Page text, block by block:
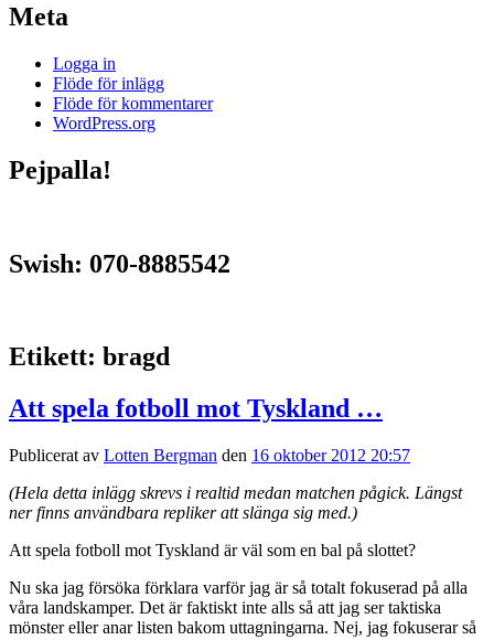
Meta
Logga in
Flöde för inlägg
Flöde för kommentarer
WordPress.org
Pejpalla!
Swish: 070-8885542
Etikett: bragd
Att spela fotboll mot Tyskland …
Publicerat av Lotten Bergman den 16 oktober 2012 20:57
(Hela detta inlägg skrevs i realtid medan matchen pågick. Längst
ner finns användbara repliker att slänga sig med.)
Att spela fotboll mot Tyskland är väl som en bal på slottet?
Nu ska jag försöka förklara varför jag är så totalt fokuserad på alla
våra landskamper. Det är faktiskt inte alls så att jag ser taktiska
mönster eller anar listen bakom uttagningarna. Nej, jag fokuserar så